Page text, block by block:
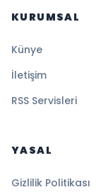
KURUMSAL
Künye
İletişim
RSS Servisleri
YASAL
Gizlilik Politikası